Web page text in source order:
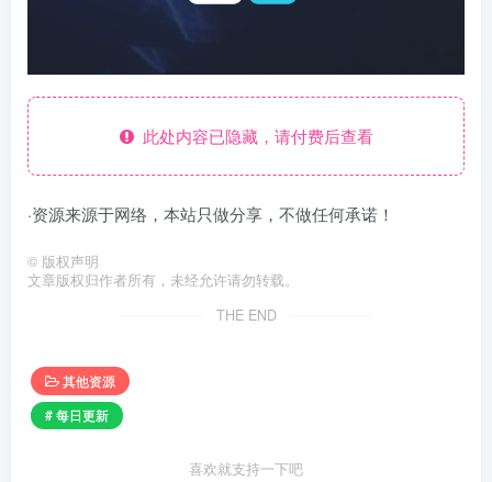
此处内容已隐藏，请付费后查看
·资源来源于网络，本站只做分享，不做任何承诺！
© 版权声明
文章版权归作者所有，未经允许请勿转载。
THE END
其他资源
# 每日更新
喜欢就支持一下吧